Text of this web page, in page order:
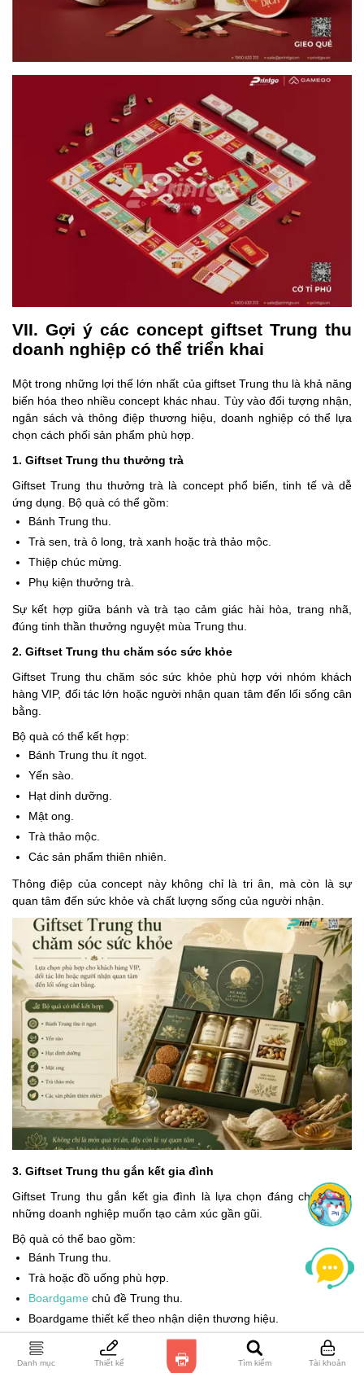
VII. Gợi ý các concept giftset Trung thu
doanh nghiệp có thể triển khai
Một trong những lợi thế lớn nhất của giftset Trung thu là khả năng
biến hóa theo nhiều concept khác nhau. Tùy vào đối tượng nhận,
ngân sách và thông điệp thương hiệu, doanh nghiệp có thể lựa
chọn cách phối sản phẩm phù hợp.
1. Giftset Trung thu thưởng trà
Giftset Trung thu thưởng trà là concept phổ biến, tinh tế và dễ
ứng dụng. Bộ quà có thể gồm:
Bánh Trung thu.
Trà sen, trà ô long, trà xanh hoặc trà thảo mộc.
Thiệp chúc mừng.
Phụ kiện thưởng trà.
Sự kết hợp giữa bánh và trà tạo cảm giác hài hòa, trang nhã,
đúng tinh thần thưởng nguyệt mùa Trung thu.
2. Giftset Trung thu chăm sóc sức khỏe
Giftset Trung thu chăm sóc sức khỏe phù hợp với nhóm khách
hàng VIP, đối tác lớn hoặc người nhận quan tâm đến lối sống cân
bằng.
Bộ quà có thể kết hợp:
Bánh Trung thu ít ngọt.
Yến sào.
Hạt dinh dưỡng.
Mật ong.
Trà thảo mộc.
Các sản phẩm thiên nhiên.
Thông điệp của concept này không chỉ là tri ân, mà còn là sự
quan tâm đến sức khỏe và chất lượng sống của người nhận.
3. Giftset Trung thu gắn kết gia đình
Giftset Trung thu gắn kết gia đình là lựa chọn đáng chú ý cho
những doanh nghiệp muốn tạo cảm xúc gần gũi.
Bộ quà có thể bao gồm:
Bánh Trung thu.
Trà hoặc đồ uống phù hợp.
Boardgame chủ đề Trung thu.
Boardgame thiết kế theo nhận diện thương hiệu.
Thiệp chúc mừng hướng đến tinh thần sum họp.
Khi người nhận mang món quà về nhà, boardgame có thể trở
Danh mục Thiết kế Tìm kiếm Tài khoản